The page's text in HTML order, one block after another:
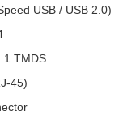
USB / USB 2.0)
TMDS
45)